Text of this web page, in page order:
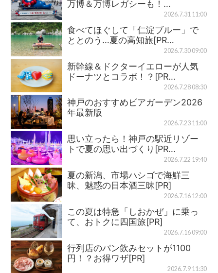
万博＆万博レガシーも！…
2026.7.31 11:00
食べてほぐして「仁淀ブルー」で
ととのう…夏の高知旅[PR…
2026.7.30 09:00
新幹線＆ドクターイエローが人気
ドーナツとコラボ！？[PR…
2026.7.28 08:30
神戸のおすすめビアガーデン2026
年最新版
2026.7.23 11:00
思い立ったら！神戸の駅近リゾー
トで夏の思い出づくり[PR…
2026.7.22 19:40
夏の新潟、市場ハシゴで海鮮三
昧、魅惑の日本酒三昧[PR]
2026.7.16 12:00
この夏は特急「しおかぜ」に乗っ
て、おトクに四国旅[PR]
2026.7.16 09:00
行列店のパン飲みセットが1100
円！？お得ワザ[PR]
2026.7.9 11:30